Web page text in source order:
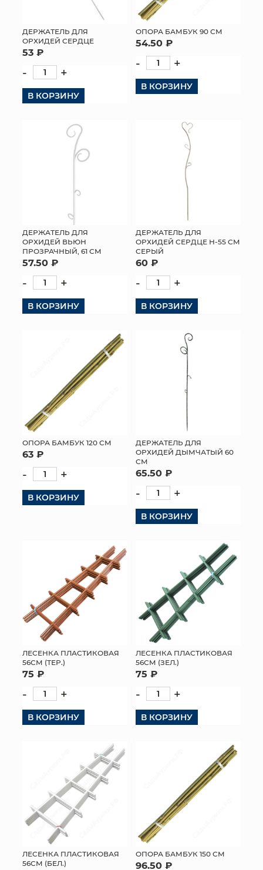
ТОРГОВЫЙ ЦЕНТР
ОПТОВЫМ КЛИЕНТАМ
ДОСТАВКА И ОПЛАТА
ДЕРЖАТЕЛЬ ДЛЯ
ОРХИДЕЙ СЕРДЦЕ
53 ₽
- +
В КОРЗИНУ
ОПОРА БАМБУК 90 СМ
54.50 ₽
- +
В КОРЗИНУ
ДЕРЖАТЕЛЬ ДЛЯ
ОРХИДЕЙ ВЬЮН
ПРОЗРАЧНЫЙ, 61 СМ
57.50 ₽
- +
В КОРЗИНУ
ДЕРЖАТЕЛЬ ДЛЯ
ОРХИДЕЙ СЕРДЦЕ Н-55 СМ
СЕРЫЙ
60 ₽
- +
В КОРЗИНУ
ОПОРА БАМБУК 120 СМ
63 ₽
- +
В КОРЗИНУ
ДЕРЖАТЕЛЬ ДЛЯ
ОРХИДЕЙ ДЫМЧАТЫЙ 60
СМ
65.50 ₽
- +
В КОРЗИНУ
ЛЕСЕНКА ПЛАСТИКОВАЯ
56СМ (ТЕР.)
75 ₽
- +
В КОРЗИНУ
ЛЕСЕНКА ПЛАСТИКОВАЯ
56СМ (ЗЕЛ.)
75 ₽
- +
В КОРЗИНУ
ЛЕСЕНКА ПЛАСТИКОВАЯ
56СМ (БЕЛ.)
ОПОРА БАМБУК 150 СМ
96.50 ₽